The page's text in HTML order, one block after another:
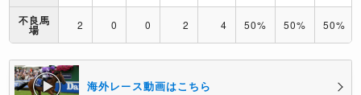
不良馬
場 2 0 0 2 4 50% 50% 50%
海外レース動画はこちら